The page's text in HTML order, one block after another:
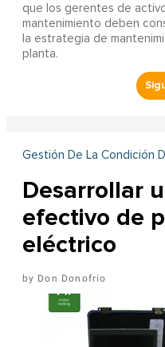
que los gerentes de
mantenimiento deben
la estrategia de
planta.
Gestión De La Condición
Desarrollar
efectivo de
eléctrico
Don Donofrio